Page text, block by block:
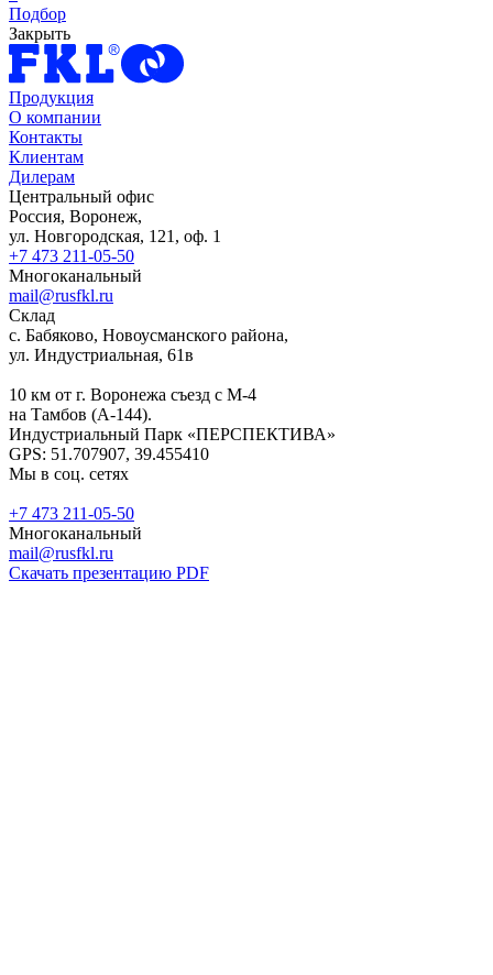
Подбор
Закрыть
Продукция
О компании
Контакты
Клиентам
Дилерам
Центральный офис
Россия, Воронеж,
ул. Новгородская, 121, оф. 1
+7 473 211-05-50
Многоканальный
mail@rusfkl.ru
Склад
с. Бабяково, Новоусманского района,
ул. Индустриальная, 61в
10 км от г. Воронежа съезд с М-4
на Тамбов (А-144).
Индустриальный Парк «ПЕРСПЕКТИВА»
GPS: 51.707907, 39.455410
Мы в соц. сетях
+7 473 211-05-50
Многоканальный
mail@rusfkl.ru
Скачать презентацию PDF